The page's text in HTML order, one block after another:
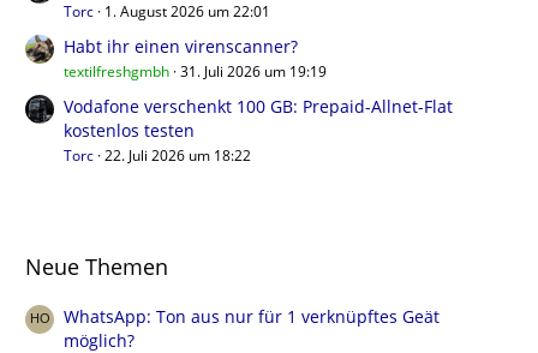
Torc 1. August 2026 um 22:01
Habt ihr einen virenscanner?
textilfreshgmbh 31. Juli 2026 um 19:19
Vodafone verschenkt 100 GB: Prepaid-Allnet-Flat
kostenlos testen
Torc 22. Juli 2026 um 18:22
Neue Themen
WhatsApp: Ton aus nur für 1 verknüpftes Geät
möglich?